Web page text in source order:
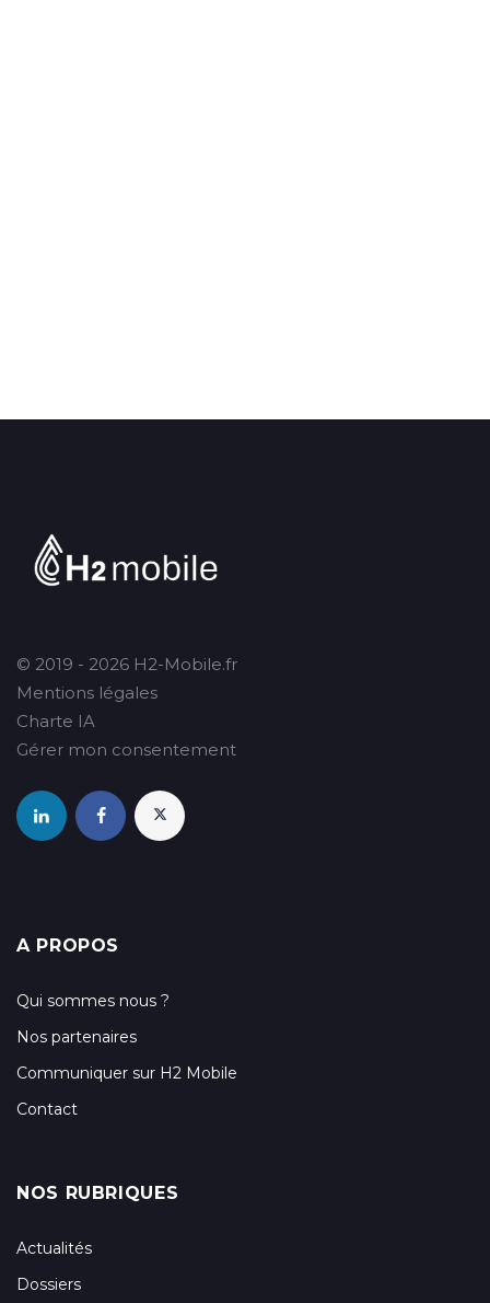
© 2019 - 2026 H2-Mobile.fr
Mentions légales
Charte IA
Gérer mon consentement
A PROPOS
Qui sommes nous ?
Nos partenaires
Communiquer sur H2 Mobile
Contact
NOS RUBRIQUES
Actualités
Dossiers